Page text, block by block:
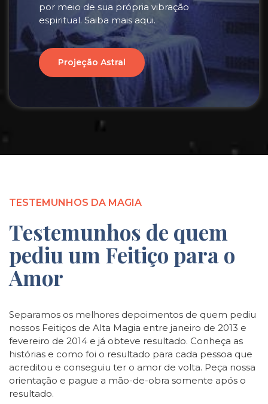
por meio de sua própria vibração
espiritual. Saiba mais aqui.
Projeção Astral
TESTEMUNHOS DA MAGIA
Testemunhos de quem
pediu um Feitiço para o
Amor
Separamos os melhores depoimentos de quem pediu
nossos Feitiços de Alta Magia entre janeiro de 2013 e
fevereiro de 2014 e já obteve resultado. Conheça as
histórias e como foi o resultado para cada pessoa que
acreditou e conseguiu ter o amor de volta. Peça nossa
orientação e pague a mão-de-obra somente após o
resultado.